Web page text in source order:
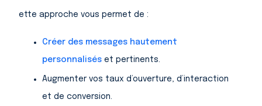
Cette approche vous permet de :
Créer des messages hautement
personnalisés et pertinents.
Augmenter vos taux d’ouverture, d’interaction
et de conversion.